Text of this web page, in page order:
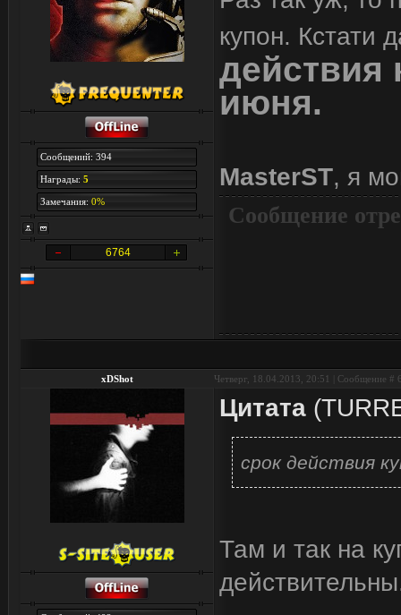
Сообщений: 394
Награды: 5
Замечания: 0%
6764
купон. Кстати
действия
июня.
MasterST, я
Сообщение
xDShot Четверг, 18.04.2013, 20:51 | Сообщение #
Цитата (
срок действия
Там и так на